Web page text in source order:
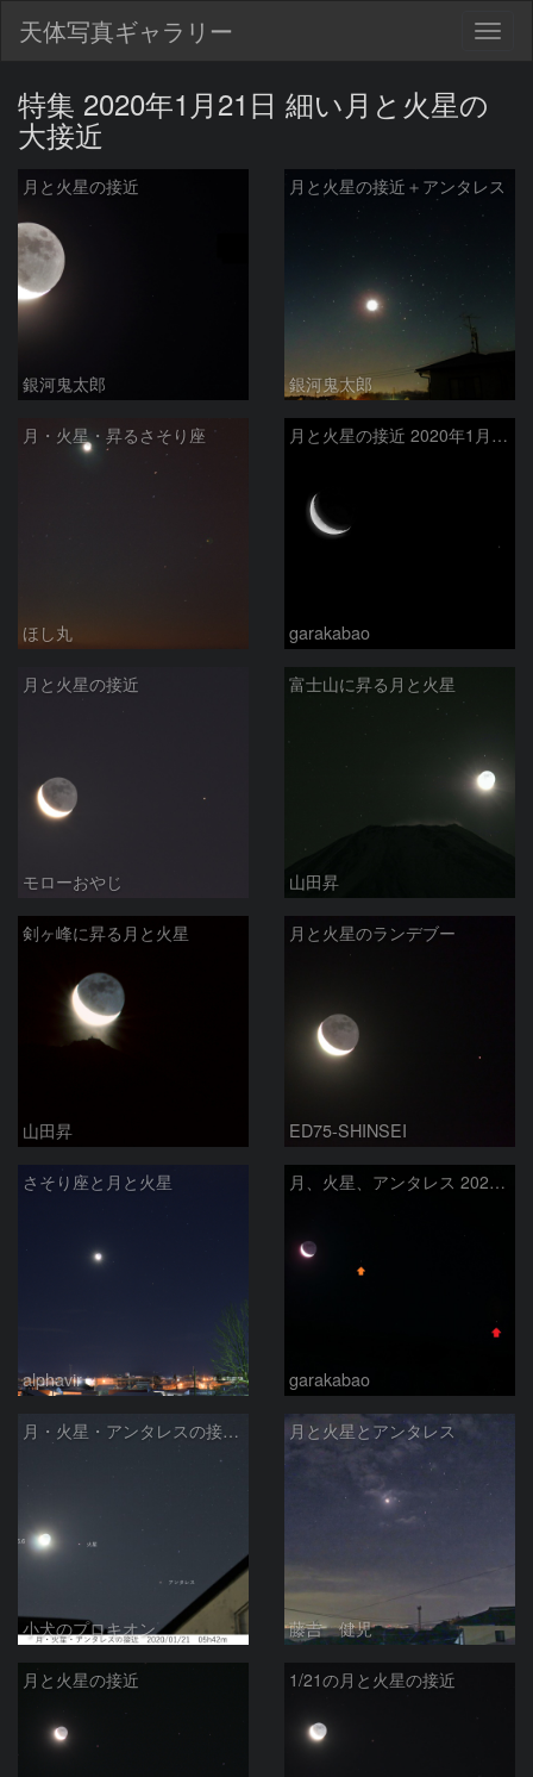
天体写真ギャラリー
特集 2020年1月21日 細い月と火星の
大接近
月と火星の接近
銀河鬼太郎
月と火星の接近＋アンタレス
銀河鬼太郎
月・火星・昇るさそり座
ほし丸
月と火星の接近 2020年1月21日
garakabao
月と火星の接近
モローおやじ
富士山に昇る月と火星
山田昇
剣ヶ峰に昇る月と火星
山田昇
月と火星のランデブー
ED75-SHINSEI
さそり座と月と火星
alphavir
月、火星、アンタレス 2020年1月21日
garakabao
月・火星・アンタレスの接近 2020/01/21
小犬のプロキオン
月と火星とアンタレス
藤吉 健児
月と火星の接近 1/21の月と火星の接近